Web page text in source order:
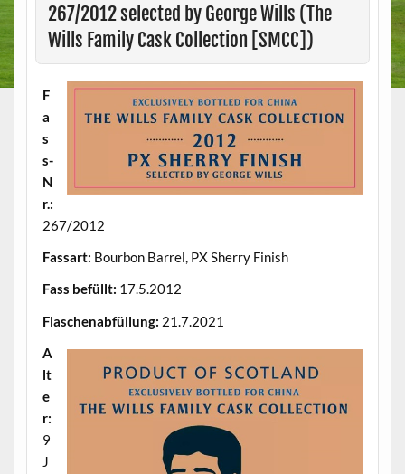
267/2012 selected by George Wills (The
Wills Family Cask Collection [SMCC])
F
a
s
s-
N
r.:
267/2012
Fassart: Bourbon Barrel, PX Sherry Finish
Fass befüllt: 17.5.2012
Flaschenabfüllung: 21.7.2021
A
lt
e
r:
9
J